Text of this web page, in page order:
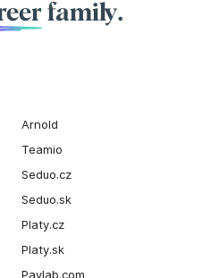
family.
Arnold
Teamio
Seduo.cz
Seduo.sk
Platy.cz
Platy.sk
Paylab.com